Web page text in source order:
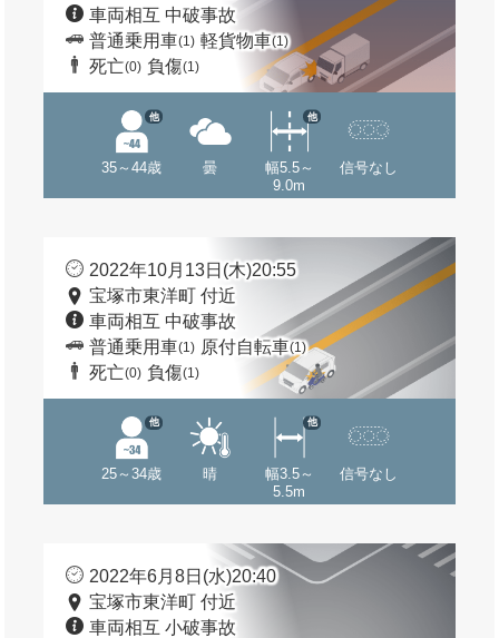
車両相互 中破事故
普通乗用車(1) 軽貨物車(1)
死亡(0) 負傷(1)
35～44歳
他
曇
幅5.5～
9.0m
他
信号なし
2022年10月13日(木)20:55
宝塚市東洋町 付近
車両相互 中破事故
普通乗用車(1) 原付自転車(1)
死亡(0) 負傷(1)
25～34歳
他
晴
幅3.5～
5.5m
他
信号なし
2022年6月8日(水)20:40
宝塚市東洋町 付近
車両相互 小破事故